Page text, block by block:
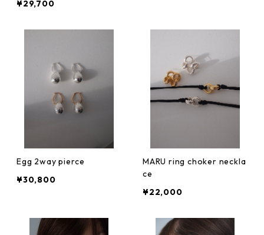
¥29,700
Egg 2way pierce
¥30,800
MARU ring choker neckla
ce
¥22,000